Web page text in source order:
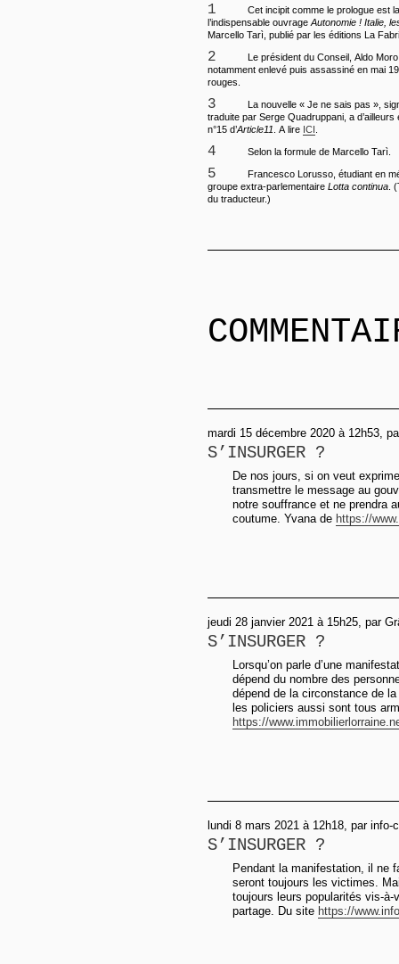
1
Cet incipit comme le prologue est
l’indispensable ouvrage Autonomie ! Italie,
Marcello Tarì, publié par les éditions La
2
Le président du Conseil, Aldo
notamment enlevé puis assassiné en mai
rouges.
3
La nouvelle « Je ne sais pas »,
traduite par Serge Quadruppani, a d’ailleurs
n°15 d’Article11 . A lire ICI
4 Selon la formule de Marcello Tarì.
5
Francesco Lorusso, étudiant en
groupe extra-parlementaire Lotta continua .
du traducteur.)
mardi 15 décembre 2020 à 12h53,
S’INSURGER ?
De nos jours, si on veut
transmettre le message au
notre souffrance et ne prendra
coutume. Yvana de https://
jeudi 28 janvier 2021 à 15h25, par
S’INSURGER ?
Lorsqu’on parle d’une
dépend du nombre des
dépend de la circonstance de
les policiers aussi sont tous
https://
lundi 8 mars 2021 à 12h18, par info-
S’INSURGER ?
Pendant la manifestation, il ne
seront toujours les victimes.
toujours leurs popularités vis-
partage. Du site https://